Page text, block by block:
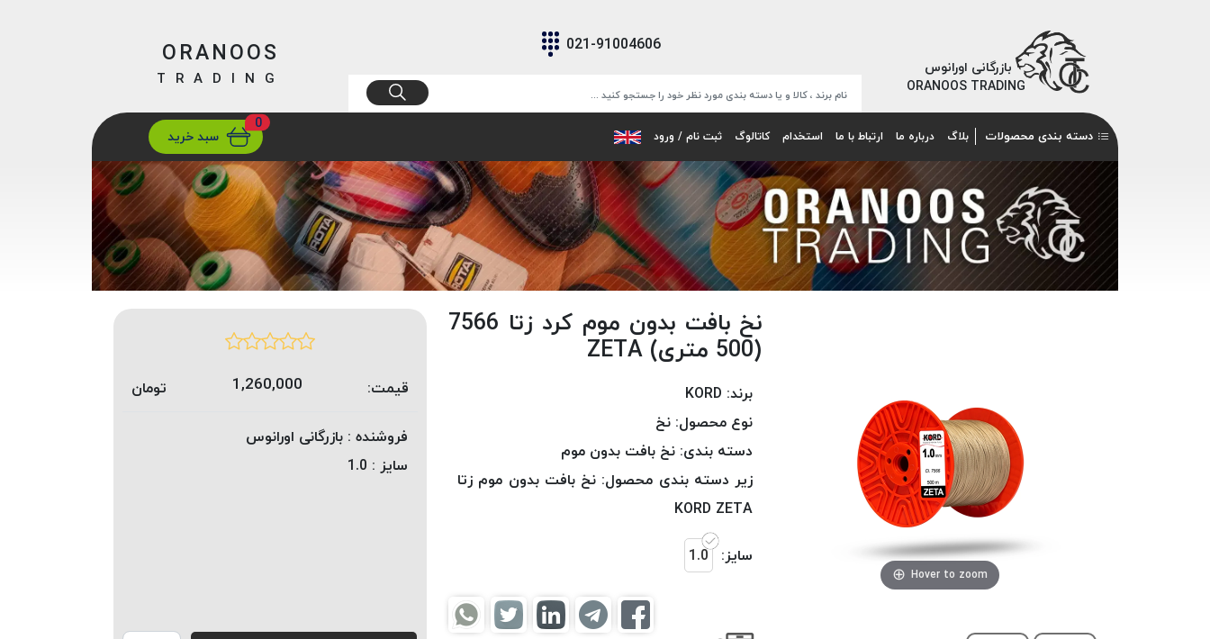
بازرگانی اورانوس
ORANOOS TRADING
021-91004606
ارسالتهران/ تهران
ORANOOS
TRADING
دسته بندی محصولات بلاگ درباره ما ارتباط با ما استخدام کاتالوگ ثبت نام / ورود
0
سبد خرید
Hover to zoom
نخ بافت بدون موم کرد زتا 7566
(500 متری) ZETA
برند: KORD
نوع محصول: نخ
دسته بندی: نخ بافت بدون موم
زیر دسته بندی محصول: نخ بافت بدون موم زتا
KORD ZETA
سایز: 1.0
قیمت: 1,260,000
تومان
فروشنده : بازرگانی اورانوس
سایز : 1.0